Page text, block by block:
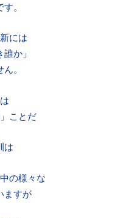
。
には
か」
。
ことだ
は
の様々な
ますが